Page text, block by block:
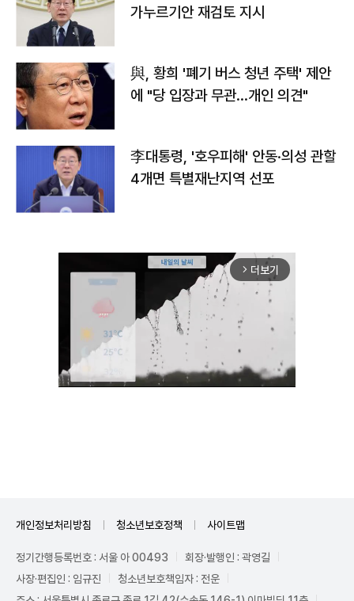
가누르기안 재검토 지시
與, 황희 '폐기 버스 청년 주택' 제안
에 "당 입장과 무관…개인 의견"
李대통령, '호우피해' 안동·의성 관할
4개면 특별재난지역 선포
arrow_forward_ios 더보기
개인정보처리방침 청소년보호정책 사이트맵
정기간행등록번호 : 서울 아 00493
회장·발행인 : 곽영길
사장·편집인 : 임규진
청소년보호책임자 : 전운